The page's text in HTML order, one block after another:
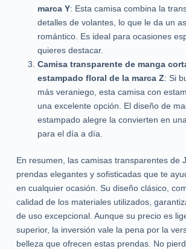
marca Y: Esta camisa combina la
detalles de volantes, lo que le da un
romántico. Es ideal para ocasiones
quieres destacar.
Camisa transparente de manga
estampado floral de la marca Z: Si
más veraniego, esta camisa con
una excelente opción. El diseño de
estampado alegre la convierten en
para el día a día.
En resumen, las camisas transparentes de
prendas elegantes y sofisticadas que te
en cualquier ocasión. Su diseño clásico,
calidad de los materiales utilizados,
de uso excepcional. Aunque su precio es
superior, la inversión vale la pena por la
belleza que ofrecen estas prendas. No